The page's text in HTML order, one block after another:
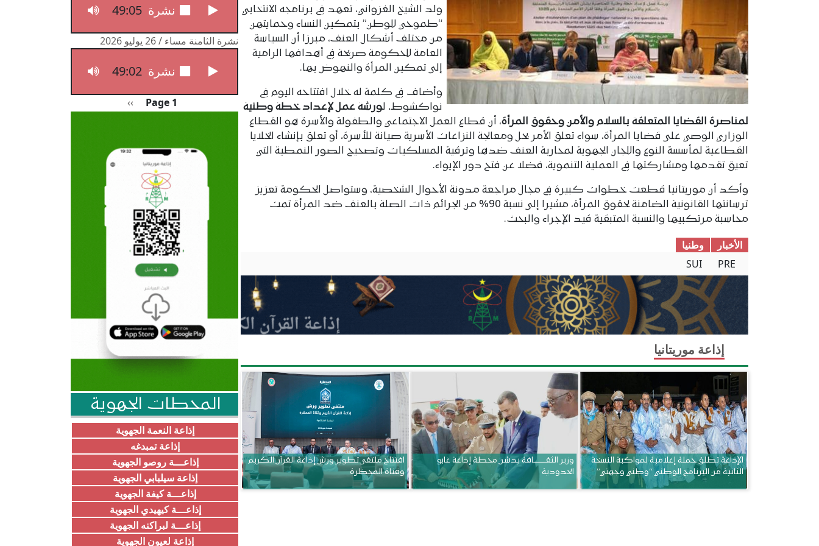
ولد الشيخ الغزواني، تعهد في برنامجه الانتخابي
“طموحي للوطن” بتمكين النساء وحمايتهن
من مختلف أشكال العنف، مبرزا أن السياسة
العامة للحكومة صريحة في أهدافها الرامية
إلى تمكين المرأة والنهوض بها.
وأضاف في كلمة له خلال افتتاحه اليوم في
نواكشوط، لورشة عمل لإعداد خطة وطنية
لمناصرة القضايا المتعلقة بالسلام والأمن وحقوق المرأة، أن قطاع العمل الاجتماعي والطفولة والأسرة هو القطاع
الوزاري الوصي على قضايا المرأة، سواء تعلق الأمر بحل ومعالجة النزاعات الأسرية صيانة للأسرة، أو تعلق بإنشاء الخلايا
القطاعية لمأسسة النوع واللجان الجهوية لمحاربة العنف ضدها وترقية المسلكيات وتصحيح الصور النمطية التي
تعيق تقدمها ومشاركتها في العملية التنموية، فضلا عن فتح دور الإيواء.
وأكد أن موريتانيا قطعت خطوات كبيرة في مجال مراجعة مدونة الأحوال الشخصية، وستواصل الحكومة تعزيز
ترسانتها القانونية الضامنة لحقوق المرأة، مشيرا إلى نسبة 90% من الجرائم ذات الصلة بالعنف ضد المرأة تمت
محاسبة مرتكبيها والنسبة المتبقية قيد الإجراء والبحث.
الأخبار
وطنیا
PRE
SUI
إذاعة موريتانيا
الإذاعة تطلق حملة إعلامية لمواكبة النسخة
الثانية من البرنامج الوطني “وطني وجهتي”
وزير الثقــــــــــافة يدشن محطة إذاعة غابو
الحدودية
افتتاح ملتقى تطوير ورش إذاعة القرآن الكريم
وقناة المحظرة
نشرة الثامنة مساء / 27 يوليو 2026
49:05
نشرة الثامنة مساء / 26 يوليو 2026
نشرة الثامنة مساء / 26 يوليو 2026
49:02
Pagination
Page 1 الصفحة التالية
››
المحطات الجهوية
إذاعة النعمة الجهوية
إذاعة تمبدغه
إذاعـــة روصو الجهوية
إذاعة سيلبابي الجهوية
إذاعـــة كيفة الجهوية
إذاعـــة كيهيدي الجهوية
إذاعـــة لبراكنه الجهوية
إذاعة لعيون الجهوية